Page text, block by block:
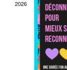
2026